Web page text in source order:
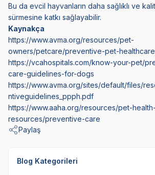
Bu da evcil hayvanların daha sağlıklı ve
sürmesine katkı sağlayabilir.
Kaynakça
https://www.avma.org/resources/pet-
owners/petcare/preventive-pet-healthcare
https://vcahospitals.com/know-your-pet/
care-guidelines-for-dogs
https://www.avma.org/sites/default/files/
ntiveguidelines_ppph.pdf
https://www.aaha.org/resources/pet-health-
resources/preventive-care
Paylaş
Blog Kategorileri